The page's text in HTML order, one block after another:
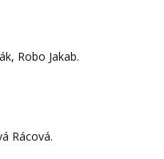
Robo Jakab.
Rácová.